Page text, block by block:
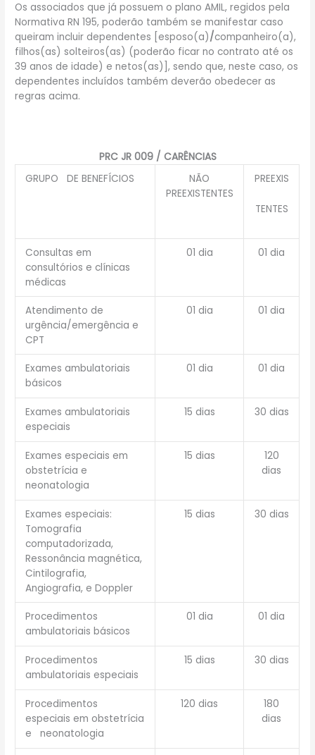
Os associados que já possuem o plano AMIL, regidos pela
Normativa RN 195, poderão também se manifestar caso
queiram incluir dependentes [esposo(a)/companheiro(a),
filhos(as) solteiros(as) (poderão ficar no contrato até os
39 anos de idade) e netos(as)], sendo que, neste caso, os
dependentes incluídos também deverão obedecer as
regras acima.
PRC JR 009 / CARÊNCIAS
GRUPO DE BENEFÍCIOS
NÃO
PREEXISTENTES
PREEXIS
TENTES
Consultas em
consultórios e clínicas
médicas
01 dia 01 dia
Atendimento de
urgência/emergência e
CPT
01 dia 01 dia
Exames ambulatoriais
básicos
01 dia 01 dia
Exames ambulatoriais
especiais
15 dias 30 dias
Exames especiais em
obstetrícia e
neonatologia
15 dias
120
dias
Exames especiais:
Tomografia
computadorizada,
Ressonância magnética,
Cintilografia,
Angiografia, e Doppler
15 dias 30 dias
Procedimentos
ambulatoriais básicos
01 dia 01 dia
Procedimentos
ambulatoriais especiais
15 dias 30 dias
Procedimentos
especiais em obstetrícia
e neonatologia
120 dias
180
dias